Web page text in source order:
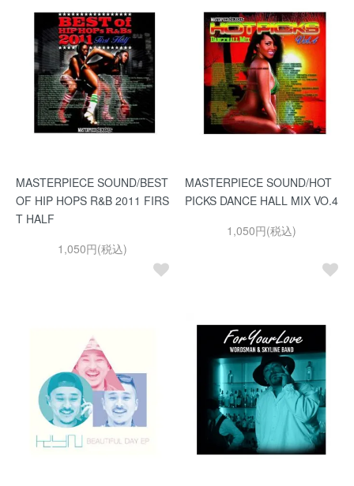
MASTERPIECE SOUND/BEST
OF HIP HOPS R&B 2011 FIRS
T HALF
1,050円(税込)
MASTERPIECE SOUND/HOT
PICKS DANCE HALL MIX VO.4
1,050円(税込)